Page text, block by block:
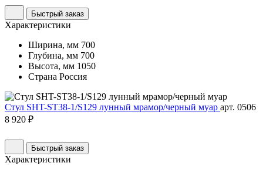
Быстрый заказ
Характеристики
Ширина, мм 700
Глубина, мм 700
Высота, мм 1050
Страна Россия
Стул SHT-ST38-1/S129 лунный мрамор/черный муар арт. 0506
8 920 ₽
Быстрый заказ
Характеристики